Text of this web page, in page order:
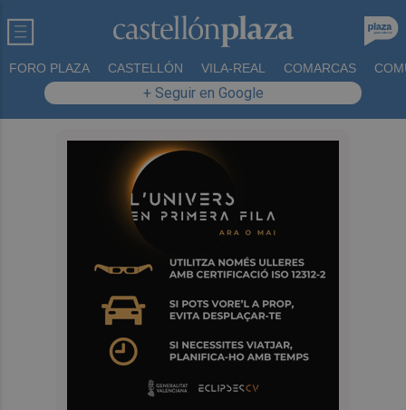
FORO PLAZA CASTELLÓN VILA-REAL COMARCAS
+ Seguir en Google